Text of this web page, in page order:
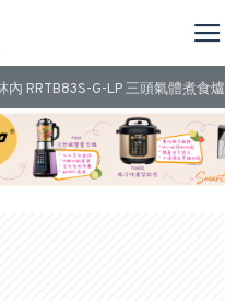
內 RRTB83S-G-LP 三頭氣體煮食爐